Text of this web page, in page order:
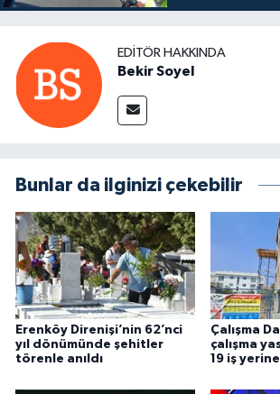
EDITÖR HAKKINDA
Bekir Soyel
Bunlar da ilginizi çekebilir
Erenköy Direnişi’nin 62’nci
yıl dönümünde şehitler
törenle anıldı
Çalışma
çalışma
19 iş